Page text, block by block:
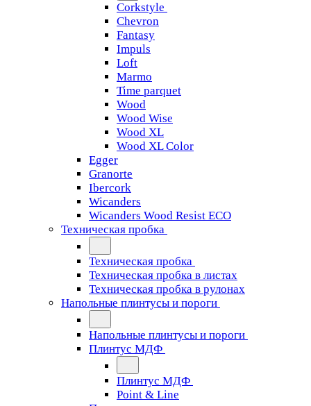
Corkstyle
Chevron
Fantasy
Impuls
Loft
Marmo
Time parquet
Wood
Wood Wise
Wood XL
Wood XL Color
Egger
Granorte
Ibercork
Wicanders
Wicanders Wood Resist ECO
Техническая пробка
Техническая пробка
Техническая пробка в листах
Техническая пробка в рулонах
Напольные плинтусы и пороги
Напольные плинтусы и пороги
Плинтус МДФ
Плинтус МДФ
Point & Line